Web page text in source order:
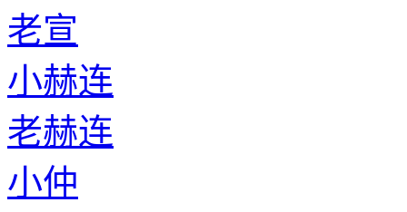
老宣
小赫连
老赫连
小仲